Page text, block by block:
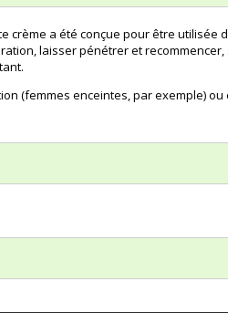
crème a été conçue pour être
laisser pénétrer et
(femmes enceintes, par exemple)